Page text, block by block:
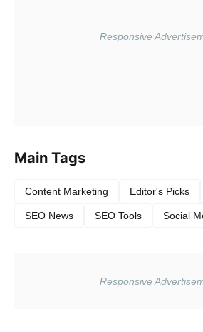
Main Tags
Content Marketing Editor's Picks
SEO News SEO Tools Social